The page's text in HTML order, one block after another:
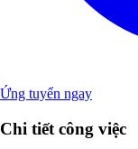
Ứng tuyển ngay
Chi tiết công việc